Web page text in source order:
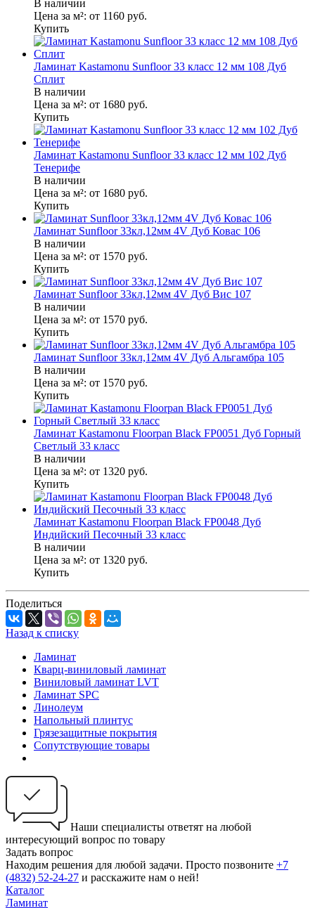
В наличии
Цена за м²: от 1160 руб.
Купить
Ламинат Kastamonu Sunfloor 33 класс 12 мм 108 Дуб
Сплит
В наличии
Цена за м²: от 1680 руб.
Купить
Ламинат Kastamonu Sunfloor 33 класс 12 мм 102 Дуб
Тенерифе
В наличии
Цена за м²: от 1680 руб.
Купить
Ламинат Sunfloor 33кл,12мм 4V Дуб Ковас 106
В наличии
Цена за м²: от 1570 руб.
Купить
Ламинат Sunfloor 33кл,12мм 4V Дуб Вис 107
В наличии
Цена за м²: от 1570 руб.
Купить
Ламинат Sunfloor 33кл,12мм 4V Дуб Альгамбра 105
В наличии
Цена за м²: от 1570 руб.
Купить
Ламинат Kastamonu Floorpan Black FP0051 Дуб Горный
Светлый 33 класс
В наличии
Цена за м²: от 1320 руб.
Купить
Ламинат Kastamonu Floorpan Black FP0048 Дуб
Индийский Песочный 33 класс
В наличии
Цена за м²: от 1320 руб.
Купить
Поделиться
Назад к списку
Ламинат
Кварц-виниловый ламинат
Виниловый ламинат LVT
Ламинат SPC
Линолеум
Напольный плинтус
Грязезащитные покрытия
Сопутствующие товары
Наши специалисты ответят на любой
интересующий вопрос по товару
Задать вопрос
Находим решения для любой задачи. Просто позвоните +7
(4832) 52-24-27 и расскажите нам о ней!
Каталог
Ламинат